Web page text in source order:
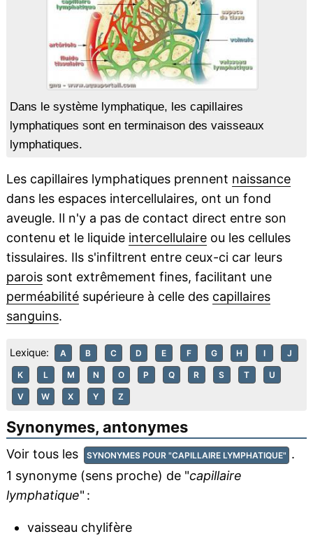
Dans le système lymphatique, les capillaires
lymphatiques sont en terminaison des vaisseaux
lymphatiques.
Les capillaires lymphatiques prennent naissance
dans les espaces intercellulaires, ont un fond
aveugle. Il n'y a pas de contact direct entre son
contenu et le liquide intercellulaireou les cellules
tissulaires. Ils s'infiltrent entre ceux-ci car leurs
paroissont extrêmement fines, facilitant une
perméabilitésupérieure à celle des capillaires
sanguins.
Lexique: A B C D E F G H I J
K L M N O P Q R S T U
V W X Y Z
Synonymes, antonymes
Voir tous les SYNONYMES POUR "CAPILLAIRE LYMPHATIQUE" .
1 synonyme (sens proche) de "capillaire
lymphatique" :
vaisseau chylifère